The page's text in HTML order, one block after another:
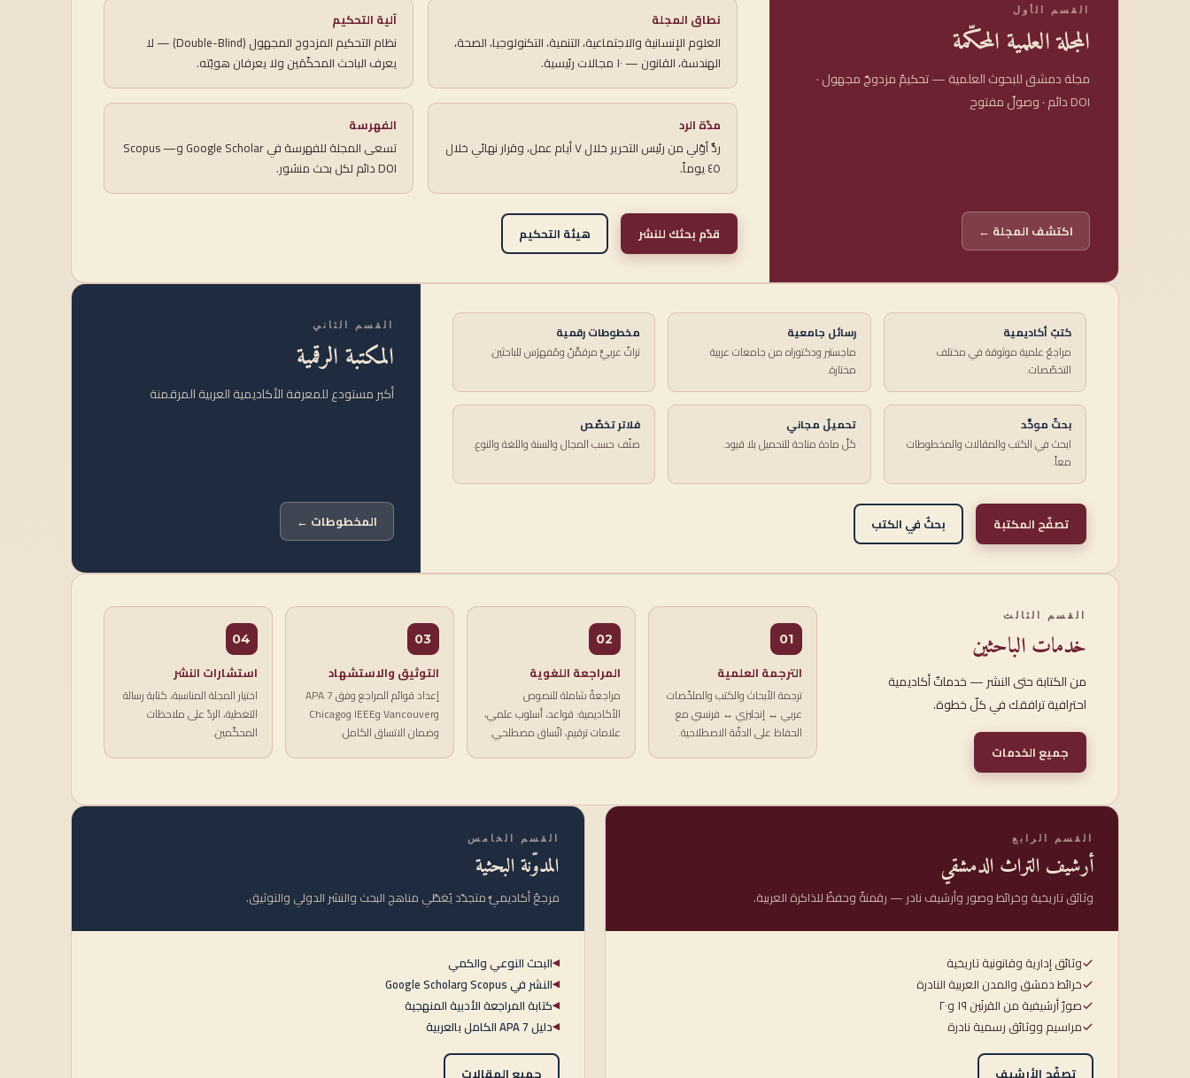
القسم الأول
المجلة العلمية المحكّمة
مجلة دمشق للبحوث العلمية — تحكيمٌ مزدوجٌ مجهول ·
DOI دائم · وصولٌ مفتوح
اكتشف المجلة ←
نطاق المجلة
العلوم الإنسانية والاجتماعية، التنمية، التكنولوجيا، الصحة،
الهندسة، القانون — ١٠ مجالات رئيسية.
آلية التحكيم
نظام التحكيم المزدوج المجهول (Double-Blind) — لا
يعرف الباحث المحكّمَين ولا يعرفان هويّته.
مدّة الرد
ردٌّ أوّلي من رئيس التحرير خلال ٧ أيام عمل، وقرار نهائي خلال
٤٥ يوماً.
الفهرسة
تسعى المجلة للفهرسة في Google Scholar وScopus —
DOI دائم لكل بحث منشور.
قدّم بحثك للنشر هيئة التحكيم
كتبٌ أكاديمية
مراجعٌ علمية موثوقة في مختلف
التخصّصات.
رسائل جامعية
ماجستير ودكتوراه من جامعات عربية
مختارة.
مخطوطات رقمية
تراثٌ عربيٌّ مرقمَّنٌ ومُفهرَس للباحثين.
بحثٌ موحَّد
ابحث في الكتب والمقالات والمخطوطات
معاً.
تحميلٌ مجاني
كلّ مادة متاحة للتحميل بلا قيود.
فلاتر تخصّص
صنّف حسب المجال والسنة واللغة والنوع.
تصفّح المكتبة بحثٌ في الكتب
القسم الثاني
المكتبة الرقمية
أكبر مستودع للمعرفة الأكاديمية العربية المرقمنة
المخطوطات ←
القسم الثالث
خدمات الباحثين
من الكتابة حتى النشر — خدماتٌ أكاديمية
احترافية ترافقك في كلّ خطوة.
جميع الخدمات
01
الترجمة العلمية
ترجمة الأبحاث والكتب والملخّصات
عربي ↔ إنجليزي ↔ فرنسي مع
الحفاظ على الدقّة الاصطلاحية.
02
المراجعة اللغوية
مراجعةٌ شاملة للنصوص
الأكاديمية: قواعد، أسلوب علمي،
علامات ترقيم، اتّساق مصطلحي.
03
التوثيق والاستشهاد
إعداد قوائم المراجع وفق APA 7
وVancouver وIEEE وChicago
وضمان الاتساق الكامل.
04
استشارات النشر
اختيار المجلة المناسبة، كتابة رسالة
التغطية، الردّ على ملاحظات
المحكّمين.
القسم الرابع
أرشيف التراث الدمشقي
وثائق تاريخية وخرائط وصور وأرشيف نادر — رقمنةٌ وحفظٌ للذاكرة العربية.
وثائق إدارية وقانونية تاريخية
خرائط دمشق والمدن العربية النادرة
صورٌ أرشيفية من القرنَين ١٩ و٢٠
مراسيم ووثائق رسمية نادرة
القسم الخامس
المدوّنة البحثية
مرجعٌ أكاديميٌّ متجدّد يُغطّي مناهج البحث والنشر الدولي والتوثيق.
◀البحث النوعي والكمي
◀النشر في Scopus وGoogle Scholar
◀كتابة المراجعة الأدبية المنهجية
◀دليل APA 7 الكامل بالعربية